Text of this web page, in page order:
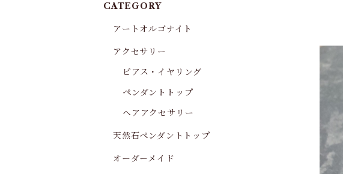
CATEGORY
アートオルゴナイト
アクセサリー
ピアス・イヤリング
ペンダントトップ
ヘアアクセサリー
天然石ペンダントトップ
オーダーメイド